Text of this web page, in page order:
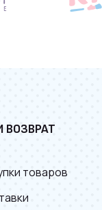
ВОЗВРАТ
товаров